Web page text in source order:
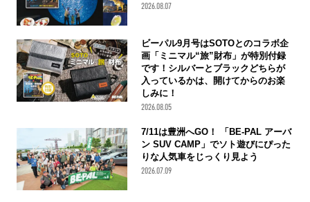
2026.08.07
ビーパル9月号はSOTOとのコラボ企
画「ミニマル“旅”財布」が特別付録
です！シルバーとブラックどちらが
入っているかは、開けてからのお楽
しみに！
2026.08.05
7/11は豊洲へGO！ 「BE-PAL アーバ
ン SUV CAMP」でソト遊びにぴった
りな人気車をじっくり見よう
2026.07.09